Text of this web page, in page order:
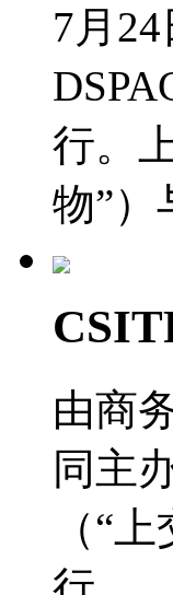
7月
行。
物”）
由商
同主
（“